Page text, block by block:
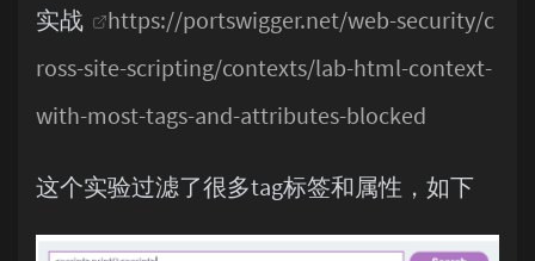
实战
https://portswigger.net/web-security/c
ross-site-scripting/contexts/lab-html-context-
with-most-tags-and-attributes-blocked
这个实验过滤了很多tag标签和属性，如下